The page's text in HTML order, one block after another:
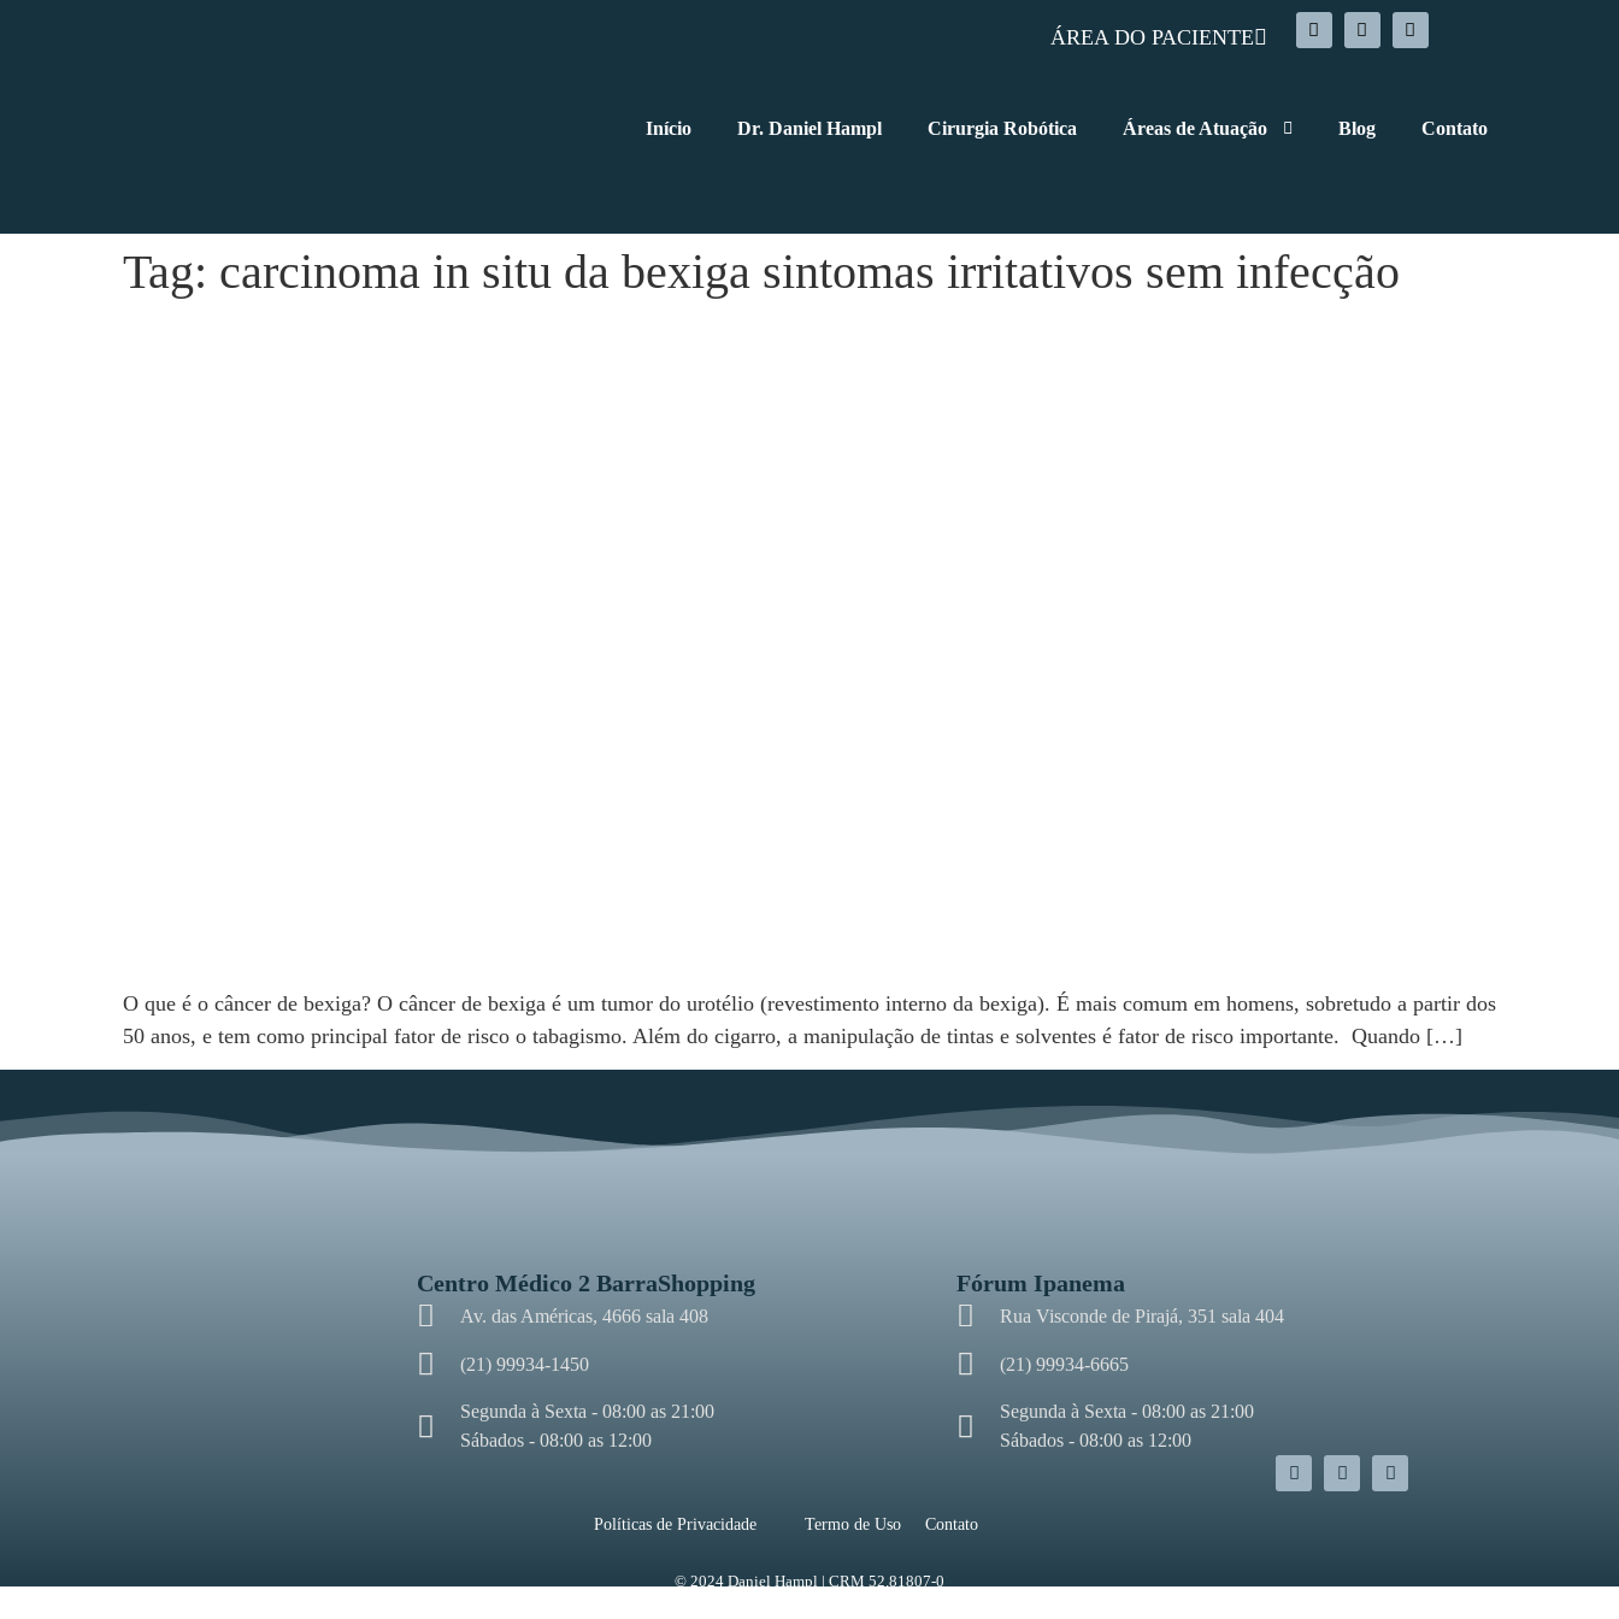
ÁREA DO PACIENTE
Início Dr. Daniel Hampl Cirurgia Robótica Áreas de Atuação Blog Contato
Tag: carcinoma in situ da bexiga sintomas irritativos sem infecção
O que é o câncer de bexiga? O câncer de bexiga é um tumor do urotélio (revestimento interno da bexiga). É mais comum em homens, sobretudo a partir dos
50 anos, e tem como principal fator de risco o tabagismo. Além do cigarro, a manipulação de tintas e solventes é fator de risco importante. Quando […]
Centro Médico 2 BarraShopping
Av. das Américas, 4666 sala 408
(21) 99934-1450
Segunda à Sexta - 08:00 as 21:00
Sábados - 08:00 as 12:00
Fórum Ipanema
Rua Visconde de Pirajá, 351 sala 404
(21) 99934-6665
Segunda à Sexta - 08:00 as 21:00
Sábados - 08:00 as 12:00
Políticas de Privacidade Termo de Uso Contato
© 2024 Daniel Hampl | CRM 52.81807-0